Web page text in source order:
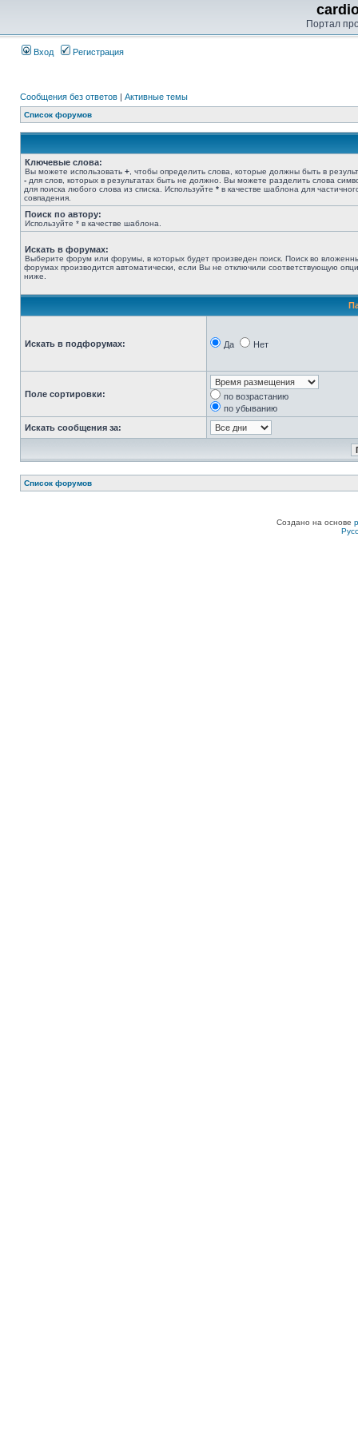
Портал
Вход Регистрация
Сообщения без ответов | Активные темы
Список форумов
Ключевые слова:
Вы можете использовать + , чтобы определить слова, которые должны быть в
- для слов, которых в результатах быть не должно. Вы можете разделить слова
для поиска любого слова из списка. Используйте * в качестве шаблона для
совпадения.
Поиск по автору:
Используйте * в качестве шаблона.
Искать в форумах:
Выберите форум или форумы, в которых будет произведен поиск. Поиск во
форумах производится автоматически, если Вы не отключили соответствующую
ниже.
Искать в подфорумах: Да Нет
Поле сортировки:
по возрастанию
по убыванию
Искать сообщения за:
Список форумов
Создано на основе